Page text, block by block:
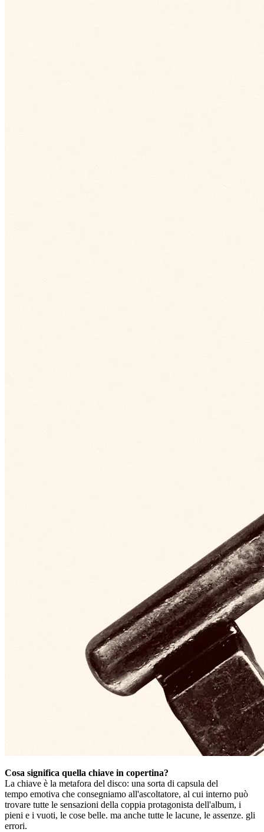
Cosa significa quella chiave in copertina?
La chiave è la metafora del disco: una sorta di capsula del
tempo emotiva che consegniamo all'ascoltatore, al cui interno può
trovare tutte le sensazioni della coppia protagonista dell'album, i
pieni e i vuoti, le cose belle. ma anche tutte le lacune, le assenze. gli
errori.